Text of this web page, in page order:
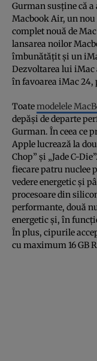
Gurman susține că
Macbook Air, un
complet nouă de
lansarea noilor
îmbunătățit și un
Dezvoltarea lui
în favoarea iMac
Toatemodelele
depăși de departe
Gurman. În ceea ce
Apple lucrează la
Chop” și „Jade C-
fiecare patru nuclee
vedere energetic și
procesoare din
performante, două
energetic și, în
În plus, cipurile
cu maximum 16 GB